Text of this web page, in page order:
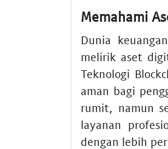
Memahami
Dunia
melirik aset
Teknologi
aman bagi
rumit, namun
layanan
dengan lebih